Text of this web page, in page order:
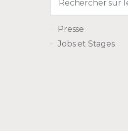
Presse
Jobs et Stages